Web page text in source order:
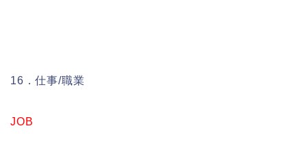
16．仕事/職業
JOB